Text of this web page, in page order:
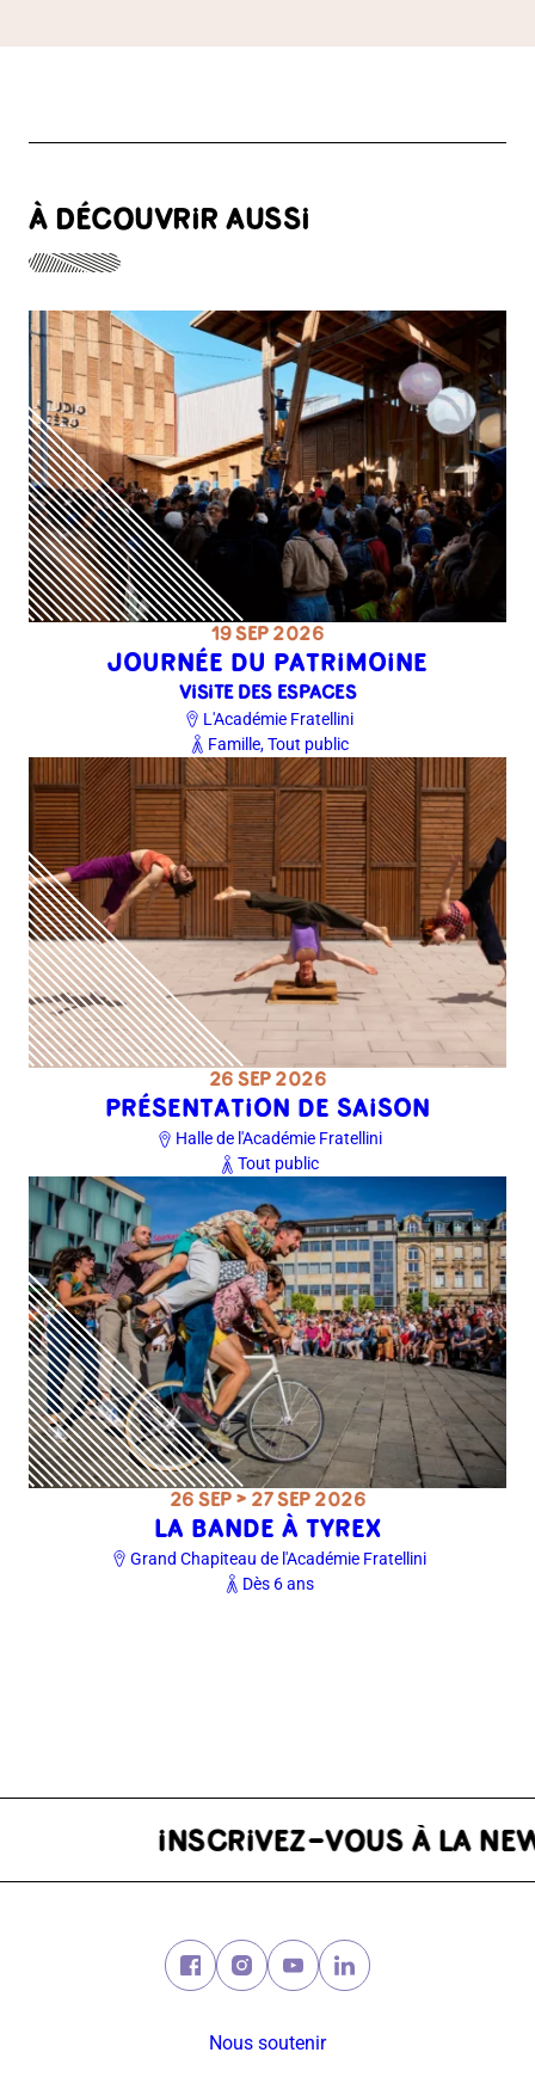
À DÉCOUVRIR AUSSI
19 SEP 2026
JOURNÉE DU PATRIMOINE
VISITE DES ESPACES
L'Académie Fratellini
Famille, Tout public
26 SEP 2026
PRÉSENTATION DE SAISON
Halle de l'Académie Fratellini
Tout public
26 SEP > 27 SEP 2026
LA BANDE À TYREX
Grand Chapiteau de l'Académie Fratellini
Dès 6 ans
Facebook (nouvelle fenêtre)
Instagram (nouvelle fenêtre)
Youtube (nouvelle fenêtre)
Linkedin (nouvelle
Nous soutenir